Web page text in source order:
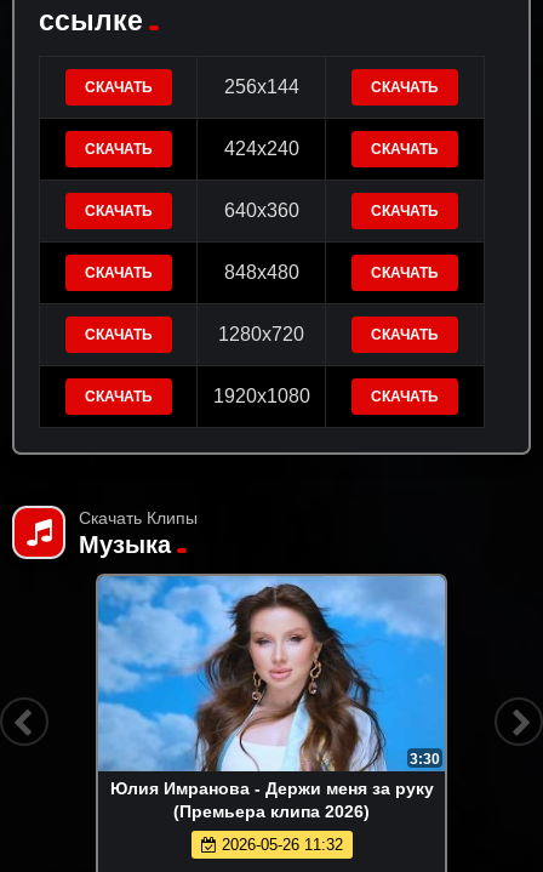
ссылке
СКАЧАТЬ 256x144 СКАЧАТЬ
СКАЧАТЬ 424x240 СКАЧАТЬ
СКАЧАТЬ 640x360 СКАЧАТЬ
СКАЧАТЬ 848x480 СКАЧАТЬ
СКАЧАТЬ 1280x720 СКАЧАТЬ
СКАЧАТЬ 1920x1080 СКАЧАТЬ
Скачать Клипы
Музыка
3:30
Юлия Имранова - Держи меня за руку
(Премьера клипа 2026)
2026-05-26 11:32